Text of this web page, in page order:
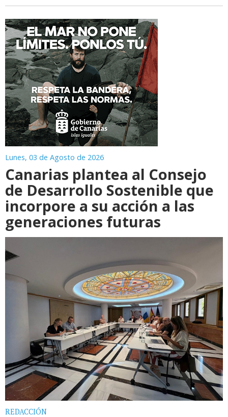
Lunes, 03 de Agosto de 2026
Canarias plantea al Consejo
de Desarrollo Sostenible que
incorpore a su acción a las
generaciones futuras
REDACCIÓN